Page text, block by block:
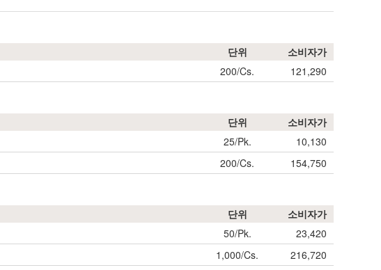
단위
소비자가
200/Cs. 121,290
단위
소비자가
25/Pk.
10,130
200/Cs. 154,750
단위
소비자가
50/Pk.
23,420
1,000/Cs. 216,720